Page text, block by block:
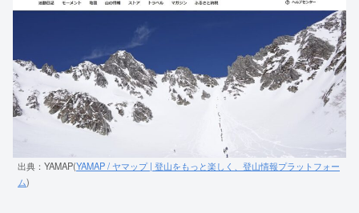
出典：YAMAP(YAMAP / ヤマップ | 登山をもっと楽しく、登山情報プラットフォー
ム)